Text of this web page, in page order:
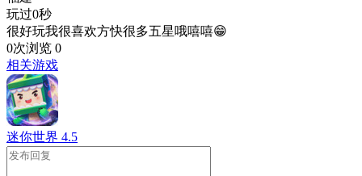
玩过0秒
很好玩我很喜欢方快很多五星哦嘻嘻😁
0次浏览 0
相关游戏
迷你世界 4.5